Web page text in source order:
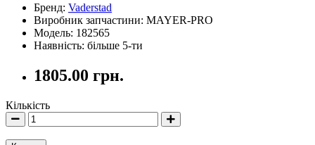
Бренд: Vaderstad
Виробник запчастини: MAYER-PRO
Модель: 182565
Наявність: більше 5-ти
1805.00 грн.
Кількість